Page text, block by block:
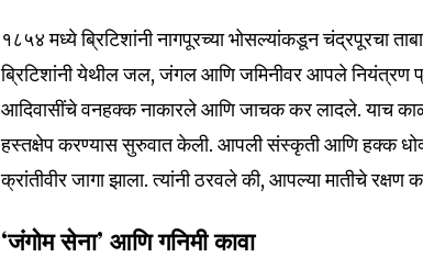
१८५४ मध्ये ब्रिटिशांनी नागपूरच्या भोसल्यांकडून चंद्रपूरचा
ब्रिटिशांनी येथील जल, जंगल आणि जमिनीवर आपले नियंत्रण
आदिवासींचे वनहक्क नाकारले आणि जाचक कर लादले. याच
हस्तक्षेप करण्यास सुरुवात केली. आपली संस्कृती आणि हक्क
क्रांतीवीर जागा झाला. त्यांनी ठरवले की, आपल्या मातीचे रक्षण
‘जंगोम सेना’ आणि गनिमी कावा